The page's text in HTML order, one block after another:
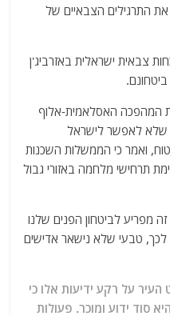
את התרגילים הצבאיים של
צבאית ישראלית באזרביג'ן
המהפכה האסלאמית-אלוף
שלא לאפשר לישראל
ואמר כי הממשלות השכנות
תרחישי מלחמה באזורי גבול
זה מפריע לביטחון הפנים שלנו
לכך, טבעי שלא נישאר אדישים
על רקע ידיעות אלו כי
סוד ידוע ומוכר. פעולות